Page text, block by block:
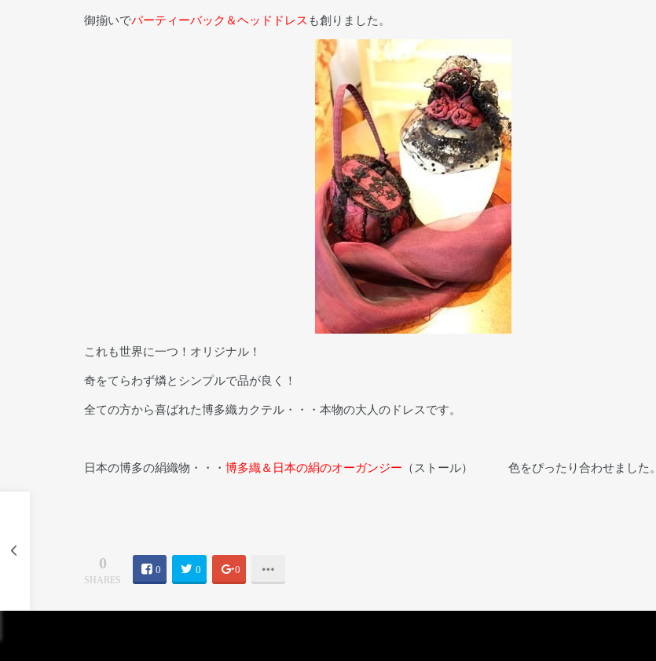
御揃いでパーティーバック＆ヘッドドレス も創りました。
これも世界に一つ！オリジナル！
奇をてらわず燐とシンプルで品が良く！
全ての方から喜ばれた博多織カクテル・・・本物の大人のドレスです。
日本の博多の絹織物・・・ 博多織＆日本の絹のオーガンジー （ストール） 色をぴったり合わせました。
0
SHARES
0 0 0